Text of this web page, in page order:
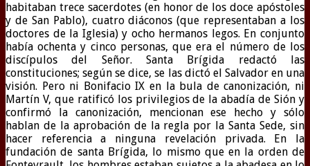
habitaban trece sacerdotes (en honor de los doce apóstoles
y de San Pablo), cuatro diáconos (que representaban a los
doctores de la Iglesia) y ocho hermanos legos. En conjunto
había ochenta y cinco personas, que era el número de los
discípulos del Señor. Santa Brígida redactó las
constituciones; según se dice, se las dictó el Salvador en una
visión. Pero ni Bonifacio IX en la bula de canonización, ni
Martín V, que ratificó los privilegios de la abadía de Sión y
confirmó la canonización, mencionan ese hecho y sólo
hablan de la aprobación de la regla por la Santa Sede, sin
hacer referencia a ninguna revelación privada. En la
fundación de santa Brígida, lo mismo que en la orden de